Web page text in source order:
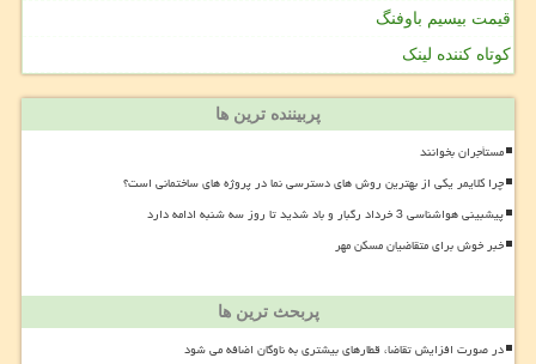
قیمت بیسیم باوفنگ
کوتاه کننده لینک
پربیننده ترین ها
مستأجران بخوانند
چرا کلایمر یکی از بهترین روش های دسترسی نما در پروژه های ساختمانی است؟
پیشبینی هواشناسی 3 خرداد رگبار و باد شدید تا روز سه شنبه ادامه دارد
خبر خوش برای متقاضیان مسکن مهر
پربحث ترین ها
در صورت افزایش تقاضا، قطارهای بیشتری به ناوگان اضافه می شود